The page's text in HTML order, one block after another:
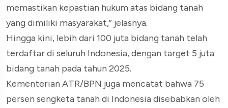
memastikan kepastian hukum atas bidang tanah
yang dimiliki masyarakat,” jelasnya.
Hingga kini, lebih dari 100 juta bidang tanah telah
terdaftar di seluruh Indonesia, dengan target 5 juta
bidang tanah pada tahun 2025.
Kementerian ATR/BPN juga mencatat bahwa 75
persen sengketa tanah di Indonesia disebabkan oleh